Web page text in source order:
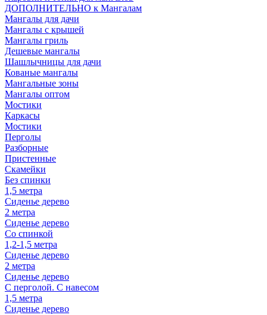
ДОПОЛНИТЕЛЬНО к Мангалам
Мангалы для дачи
Мангалы с крышей
Мангалы гриль
Дешевые мангалы
Шашлычницы для дачи
Кованые мангалы
Мангальные зоны
Мангалы оптом
Мостики
Каркасы
Мостики
Перголы
Разборные
Пристенные
Скамейки
Без спинки
1,5 метра
Сиденье дерево
2 метра
Сиденье дерево
Со спинкой
1,2-1,5 метра
Сиденье дерево
2 метра
Сиденье дерево
С перголой. С навесом
1,5 метра
Сиденье дерево